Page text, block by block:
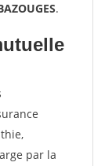
.
par la